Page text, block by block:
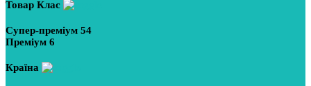
Товар Клас
Супер-преміум 54
Преміум 6
Країна